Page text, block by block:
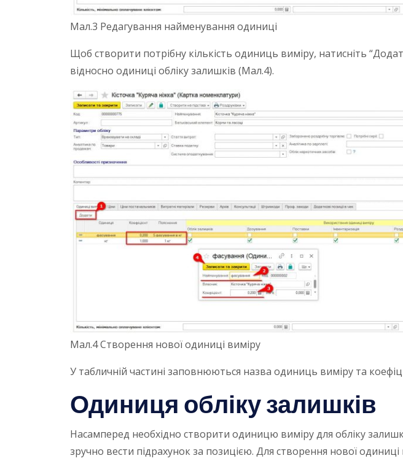
Мал.3 Редагування найменування одиниці
Щоб створити потрібну кількість одиниць виміру, натисніть
відносно одиниці обліку залишків (Мал.4).
Мал.4 Створення нової одиниці виміру
У табличній частині заповнюються назва одиниць виміру та
Одиниця обліку залишків
Насамперед необхідно створити одиницю виміру для обліку
зручно вести підрахунок за позицією. Для створення нової одиниці